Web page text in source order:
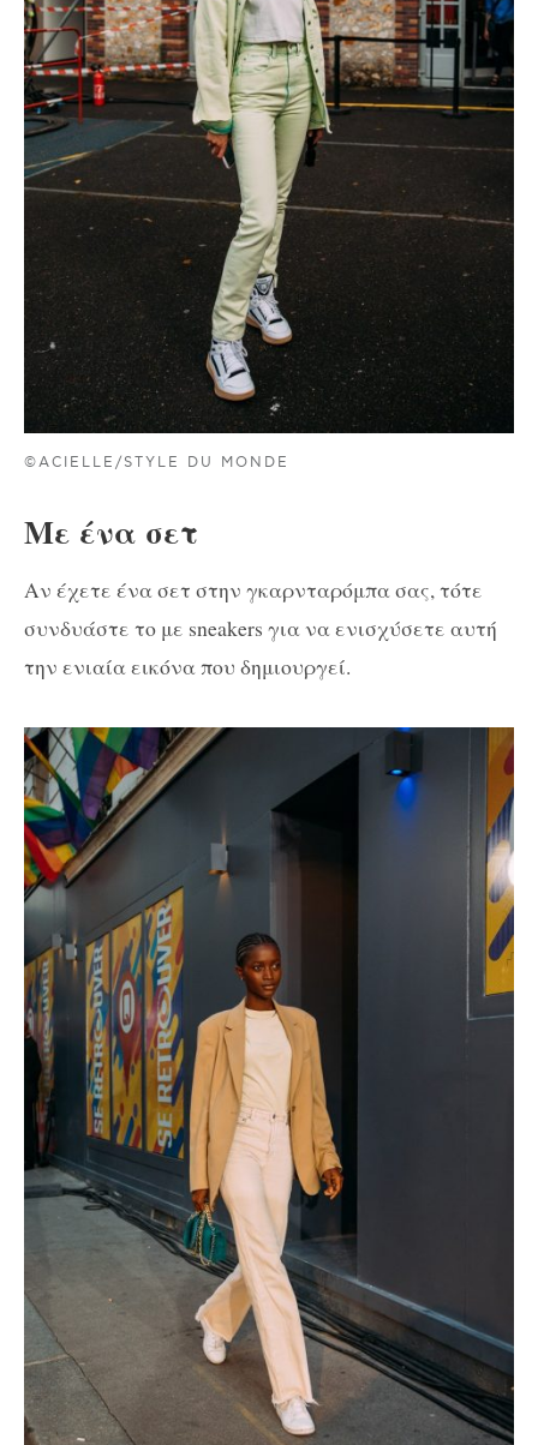
©ACIELLE/STYLE DU MONDE
Με ένα σετ
Αν έχετε ένα σετ στην γκαρνταρόμπα σας, τότε
συνδυάστε το με sneakers για να ενισχύσετε αυτή
την ενιαία εικόνα που δημιουργεί.